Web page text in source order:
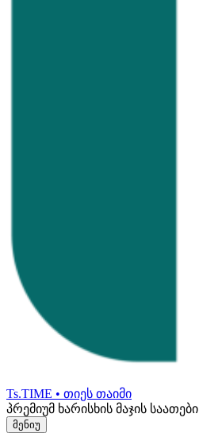
Ts.TIME • თიეს თაიმი
პრემიუმ ხარისხის მაჯის საათები
მენიუ